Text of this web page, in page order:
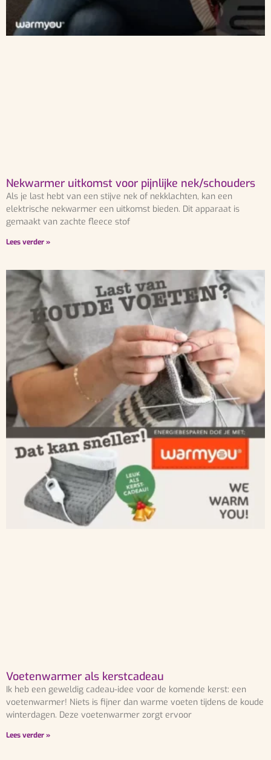
Nekwarmer uitkomst voor pijnlijke nek/schouders
Als je last hebt van een stijve nek of nekklachten, kan een
elektrische nekwarmer een uitkomst bieden. Dit apparaat is
gemaakt van zachte fleece stof
Lees verder »
Voetenwarmer als kerstcadeau
Ik heb een geweldig cadeau-idee voor de komende kerst: een
voetenwarmer! Niets is fijner dan warme voeten tijdens de koude
winterdagen. Deze voetenwarmer zorgt ervoor
Lees verder »